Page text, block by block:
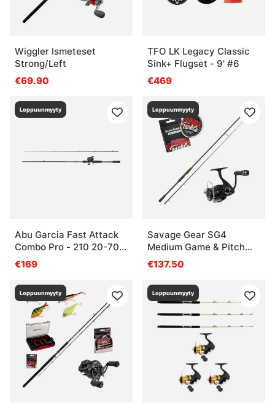
Wiggler Ismeteset
Strong/Left
€69.90
TFO LK Legacy Classic
Sink+ Flugset - 9' #6
€469
Loppuunmyyty
Abu Garcia Fast Attack
Combo Pro - 210 20-70g
Pike
€169
Loppuunmyyty
Savage Gear SG4
Medium Game & Pitch
Black 7'3''/2.21m XF 15-
45g
€137.50
Loppuunmyyty Loppuunmyyty